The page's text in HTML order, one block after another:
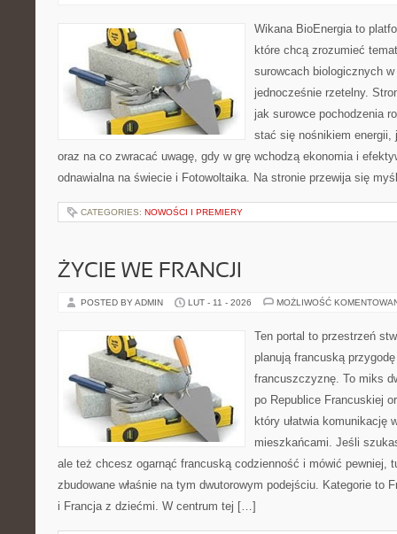
Wikana BioEnergia to
które chcą zrozumieć
surowcach biologicznych
jednocześnie rzetelny.
jak surowce pochodzenia
stać się nośnikiem energii,
oraz na co zwracać uwagę, gdy w grę wchodzą ekonomia i
odnawialna na świecie i Fotowoltaika. Na stronie przewija się
CATEGORIES: NOWOŚCI I PREMIERY
ŻYCIE WE FRANCJI
POSTED BY ADMIN LUT - 11 - 2026 MOŻLIWOŚĆ
Ten portal to przestrzeń
planują francuską
francuszczyznę. To miks
po Republice Francuskiej
który ułatwia komunikację
mieszkańcami. Jeśli
ale też chcesz ogarnąć francuską codzienność i mówić pewniej,
zbudowane właśnie na tym dwutorowym podejściu. Kategorie to
i Francja z dziećmi. W centrum tej […]